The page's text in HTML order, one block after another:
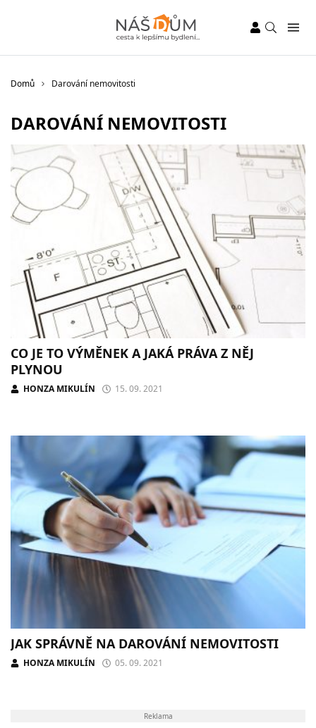
Domů Darování nemovitosti
DAROVÁNÍ NEMOVITOSTI
CO JE TO VÝMĚNEK A JAKÁ PRÁVA Z NĚJ
PLYNOU
HONZA MIKULÍN 15. 09. 2021
JAK SPRÁVNĚ NA DAROVÁNÍ NEMOVITOSTI
HONZA MIKULÍN 05. 09. 2021
Reklama